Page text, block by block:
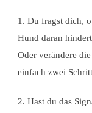
1. Du fragst dich,
Hund daran
Oder verändere
einfach zwei
2. Hast du das